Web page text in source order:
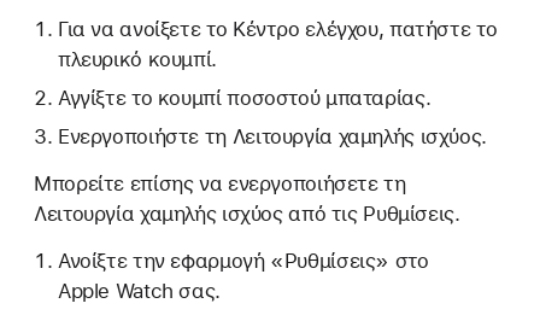
Για να ανοίξετε το Κέντρο ελέγχου, πατήστε το
πλευρικό κουμπί.
Αγγίξτε το κουμπί ποσοστού μπαταρίας.
Ενεργοποιήστε τη Λειτουργία χαμηλής ισχύος.
Μπορείτε επίσης να ενεργοποιήσετε τη
Λειτουργία χαμηλής ισχύος από τις Ρυθμίσεις.
Ανοίξτε την εφαρμογή «Ρυθμίσεις» στο
Apple Watch σας.